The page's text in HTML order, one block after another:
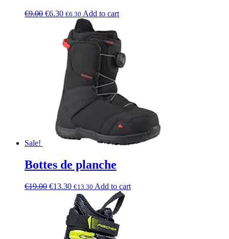
€9.00 €6.30 €6.30 Add to cart
Sale!
Bottes de planche
€19.00 €13.30 €13.30 Add to cart